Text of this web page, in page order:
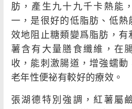
肪，產生九十九千卡熱能
一，是很好的低脂肪、低
效地阻止糖類變爲脂肪，
薯含有大量膳食纖維，在
收，能刺激腸道，增強蠕
老年性便祕有較好的療效。
張湖德特別強調，紅薯屬